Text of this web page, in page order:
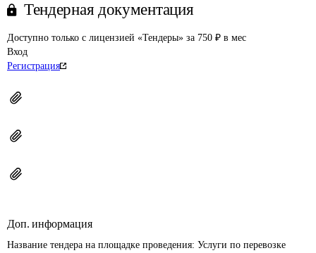
Тендерная документация
Доступно только с лицензией «Тендеры» за 750 ₽ в мес
Вход
Регистрация
Доп. информация
Название тендера на площадке проведения: Услуги по перевозке